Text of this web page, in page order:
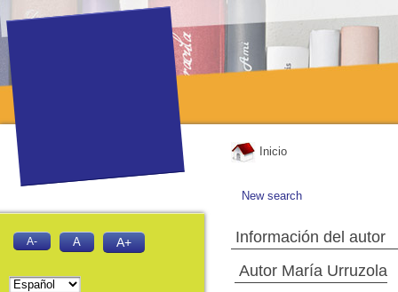
Inicio
New search
Información del autor
Autor María Urruzola
A- A A+